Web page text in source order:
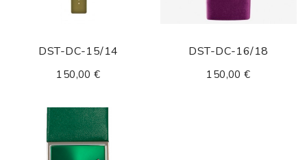
DST-DC-15/14
150,00 €
DST-DC-16/18
150,00 €